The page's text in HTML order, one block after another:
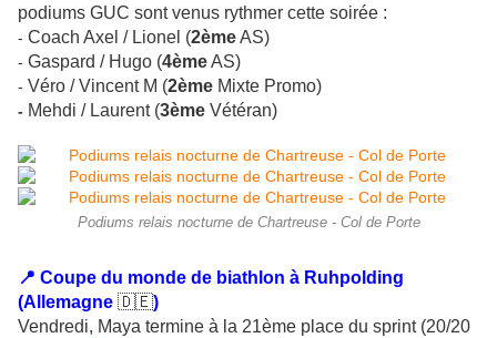
podiums GUC sont venus rythmer cette soirée :
- Coach Axel / Lionel (2èmeAS)
- Gaspard / Hugo (4èmeAS)
- Véro / Vincent M (2ème Mixte Promo)
- Mehdi / Laurent (3ème Vétéran)
Podiums relais nocturne de Chartreuse - Col de Porte
📍 Coupe du monde de biathlon à Ruhpolding
(Allemagne 🇩🇪)
Vendredi, Maya termine à la 21ème place du sprint (20/20